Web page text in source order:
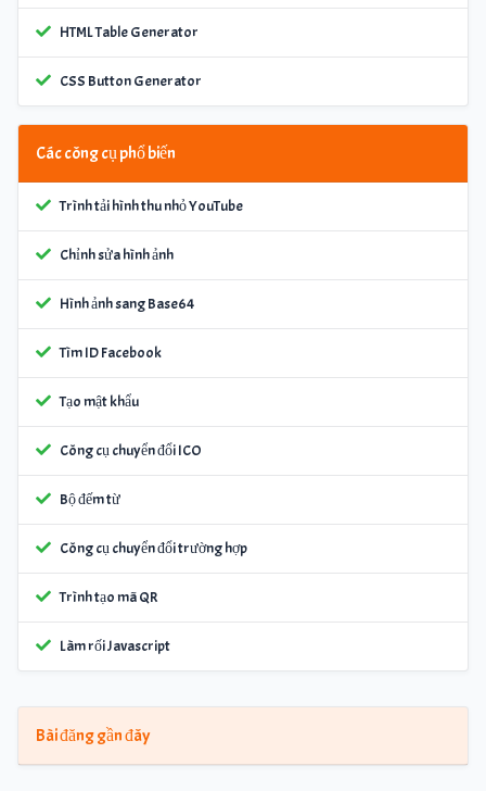
HTML Table Generator
CSS Button Generator
Các công cụ phổ biến
Trình tải hình thu nhỏ YouTube
Chỉnh sửa hình ảnh
Hình ảnh sang Base64
Tìm ID Facebook
Tạo mật khẩu
Công cụ chuyển đổi ICO
Bộ đếm từ
Công cụ chuyển đổi trường hợp
Trình tạo mã QR
Làm rối Javascript
Bài đăng gần đây